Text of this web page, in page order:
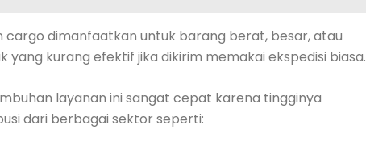
cargo dimanfaatkan untuk barang berat, besar, atau
yang kurang efektif jika dikirim memakai ekspedisi biasa.
layanan ini sangat cepat karena tingginya
dari berbagai sektor seperti: